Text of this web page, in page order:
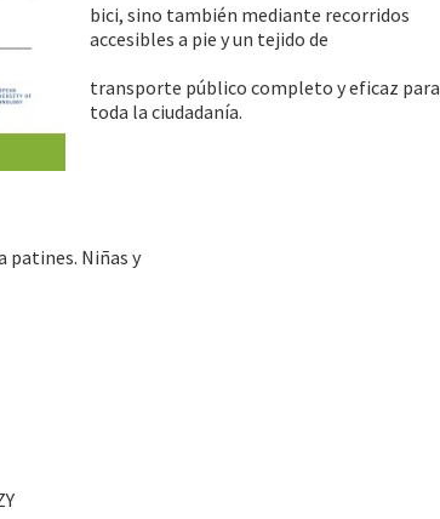
bici, sino también mediante recorridos
accesibles a pie y un tejido de
transporte público completo y eficaz para
toda la ciudadanía.
patines. Niñas y